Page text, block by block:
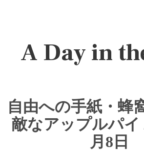
A Day in
自由への手紙・蜂
敵なアップルパイ
月8日